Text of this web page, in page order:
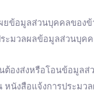
ยข้อมูลส่วนบุคคลของ
ระมวลผลข้อมูลส่วนบุค
องส่งหรือโอนข้อมูล
หนังสือแจ้งการประม